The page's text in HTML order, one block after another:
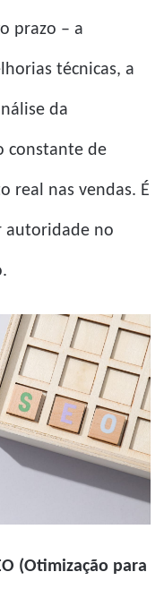
prazo – a
técnicas, a
da
constante de
real nas vendas. É
autoridade no
(Otimização para